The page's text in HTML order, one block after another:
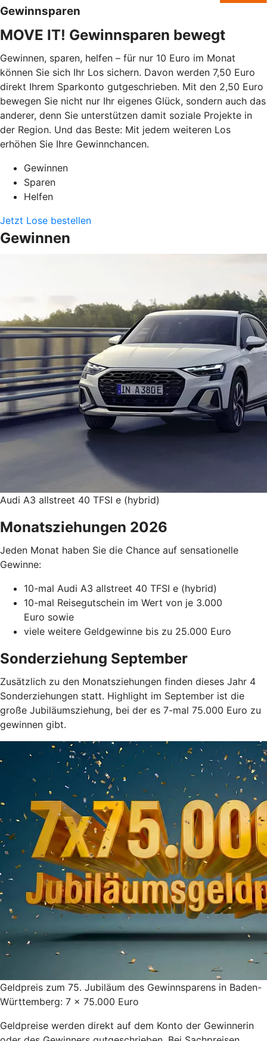
Gewinnsparen
MOVE IT! Gewinnsparen bewegt
Gewinnen, sparen, helfen – für nur 10 Euro im Monat
können Sie sich Ihr Los sichern. Davon werden 7,50 Euro
direkt Ihrem Sparkonto gutgeschrieben. Mit den 2,50 Euro
bewegen Sie nicht nur Ihr eigenes Glück, sondern auch das
anderer, denn Sie unterstützen damit soziale Projekte in
der Region. Und das Beste: Mit jedem weiteren Los
erhöhen Sie Ihre Gewinnchancen.
Gewinnen
Sparen
Helfen
Jetzt Lose bestellen
Gewinnen
Audi A3 allstreet 40 TFSI e (hybrid)
Monatsziehungen 2026
Jeden Monat haben Sie die Chance auf sensationelle
Gewinne:
10-mal Audi A3 allstreet 40 TFSI e (hybrid)
10-mal Reisegutschein im Wert von je 3.000
Euro sowie
viele weitere Geldgewinne bis zu 25.000 Euro
Sonderziehung September
Zusätzlich zu den Monatsziehungen finden dieses Jahr 4
Sonderziehungen statt. Highlight im September ist die
große Jubiläumsziehung, bei der es 7-mal 75.000 Euro zu
gewinnen gibt.
Geldpreis zum 75. Jubiläum des Gewinnsparens in Baden-
Württemberg: 7 x 75.000 Euro
Geldpreise werden direkt auf dem Konto der Gewinnerin